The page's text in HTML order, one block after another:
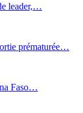
leader,…
prématurée…
Faso…